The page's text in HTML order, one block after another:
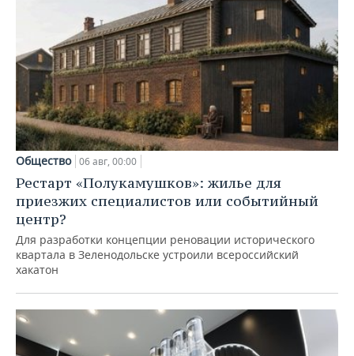
Общество 06 авг, 00:00
Рестарт «Полукамушков»: жилье для
приезжих специалистов или событийный
центр?
Для разработки концепции реновации исторического
квартала в Зеленодольске устроили всероссийский
хакатон